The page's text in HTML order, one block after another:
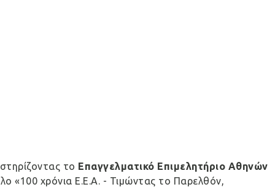
το Επαγγελματικό Επιμελητήριο Αθηνών
«100 χρόνια Ε.Ε.Α. - Τιμώντας το Παρελθόν,